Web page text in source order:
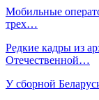
Мобильные
трех…
Редкие кадры из
Отечественной…
У сборной